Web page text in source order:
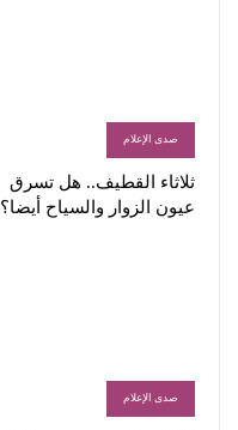
صدى الإعلام
ثلاثاء القطيف.. هل تسرق
عيون الزوار والسياح أيضا؟
صدى الإعلام